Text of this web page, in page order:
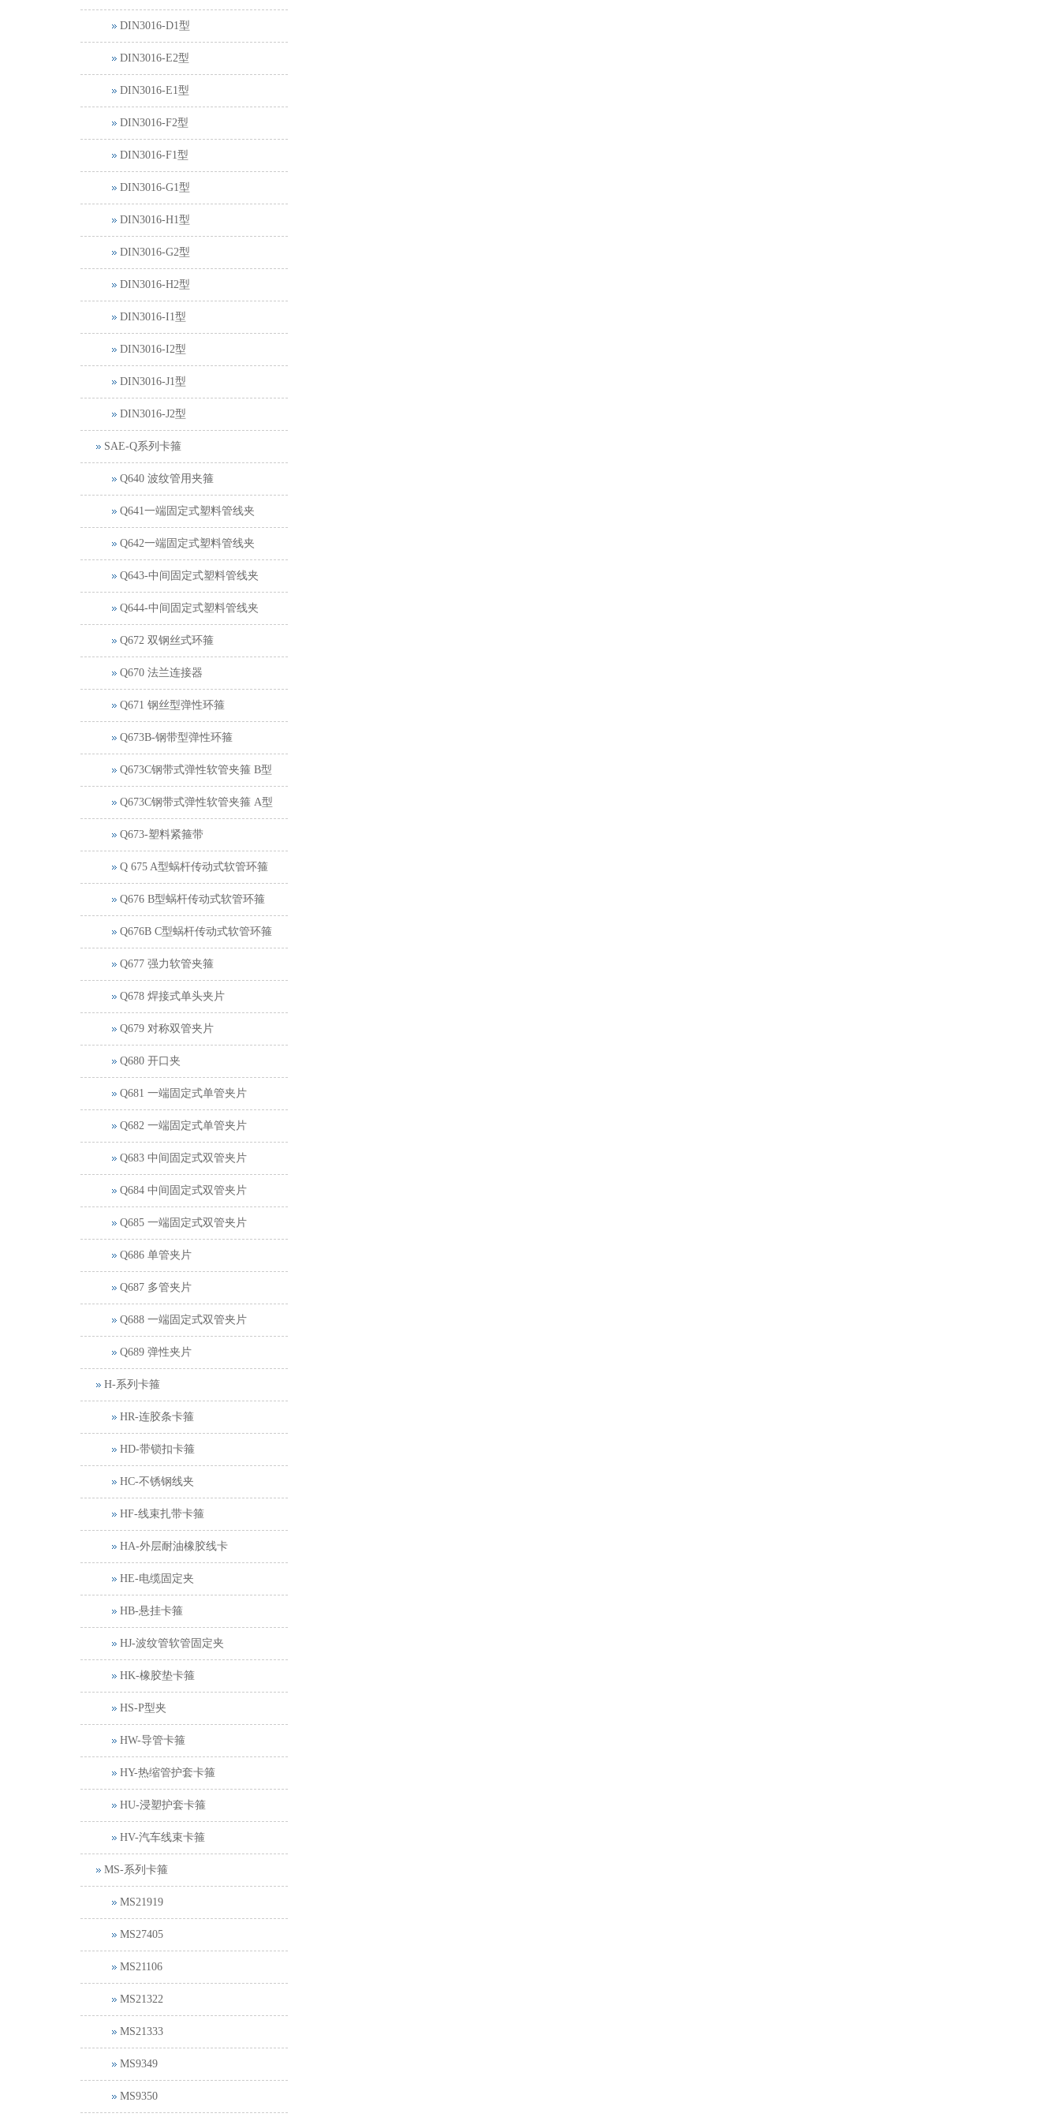
DIN3016-D1型
DIN3016-E2型
DIN3016-E1型
DIN3016-F2型
DIN3016-F1型
DIN3016-G1型
DIN3016-H1型
DIN3016-G2型
DIN3016-H2型
DIN3016-I1型
DIN3016-I2型
DIN3016-J1型
DIN3016-J2型
SAE-Q系列卡箍
Q640 波纹管用夹箍
Q641一端固定式塑料管线夹
Q642一端固定式塑料管线夹
Q643-中间固定式塑料管线夹
Q644-中间固定式塑料管线夹
Q672 双钢丝式环箍
Q670 法兰连接器
Q671 钢丝型弹性环箍
Q673B-钢带型弹性环箍
Q673C钢带式弹性软管夹箍 B型
Q673C钢带式弹性软管夹箍 A型
Q673-塑料紧箍带
Q 675 A型蜗杆传动式软管环箍
Q676 B型蜗杆传动式软管环箍
Q676B C型蜗杆传动式软管环箍
Q677 强力软管夹箍
Q678 焊接式单头夹片
Q679 对称双管夹片
Q680 开口夹
Q681 一端固定式单管夹片
Q682 一端固定式单管夹片
Q683 中间固定式双管夹片
Q684 中间固定式双管夹片
Q685 一端固定式双管夹片
Q686 单管夹片
Q687 多管夹片
Q688 一端固定式双管夹片
Q689 弹性夹片
H-系列卡箍
HR-连胶条卡箍
HD-带锁扣卡箍
HC-不锈钢线夹
HF-线束扎带卡箍
HA-外层耐油橡胶线卡
HE-电缆固定夹
HB-悬挂卡箍
HJ-波纹管软管固定夹
HK-橡胶垫卡箍
HS-P型夹
HW-导管卡箍
HY-热缩管护套卡箍
HU-浸塑护套卡箍
HV-汽车线束卡箍
MS-系列卡箍
MS21919
MS27405
MS21106
MS21322
MS21333
MS9349
MS9350